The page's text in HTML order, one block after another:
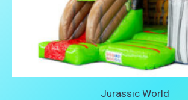
Jurassic World